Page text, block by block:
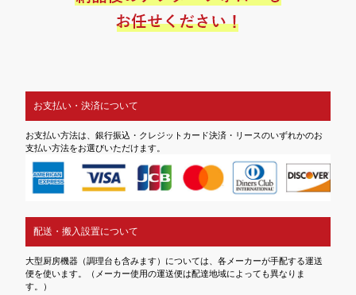
お支払い・決済について
お支払い方法は、銀行振込・クレジットカード決済・リースのいずれかのお
支払い方法をお選びいただけます。
配送・搬入設置について
大型厨房機器（調理台も含みます）については、各メーカーが手配する運送
便を使います。（メーカー使用の運送便は配達地域によっても異なりま
す。）